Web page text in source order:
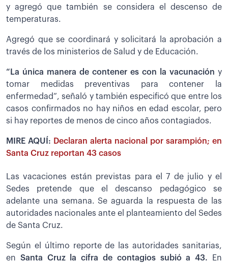
y agregó que también se considera el descenso de
temperaturas.
Agregó que se coordinará y solicitará la aprobación a
través de los ministerios de Salud y de Educación.
“La única manera de contener es con la vacunación y
tomar medidas preventivas para contener la
enfermedad”, señaló y también especificó que entre los
casos confirmados no hay niños en edad escolar, pero
si hay reportes de menos de cinco años contagiados.
MIRE AQUÍ: Declaran alerta nacional por sarampión; en
Santa Cruz reportan 43 casos
Las vacaciones están previstas para el 7 de julio y el
Sedes pretende que el descanso pedagógico se
adelante una semana. Se aguarda la respuesta de las
autoridades nacionales ante el planteamiento del Sedes
de Santa Cruz.
Según el último reporte de las autoridades sanitarias,
en Santa Cruz la cifra de contagios subió a 43. En